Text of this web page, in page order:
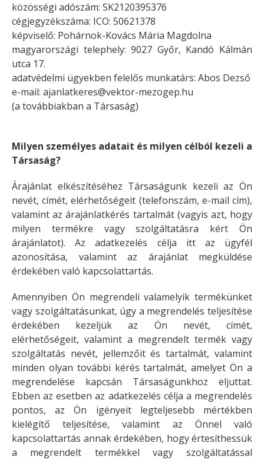
közösségi adószám: SK2120395376
cégjegyzékszáma: ICO: 50621378
képviselő: Pohárnok-Kovács Mária Magdolna
magyarországi telephely:9027 Győr, Kandó Kálmán
utca 17.
adatvédelmi ügyekben felelős munkatárs: Abos Dezső
e-mail: ajanlatkeres@vektor-mezogep.hu
(a továbbiakban a Társaság)
Milyen személyes adatait és milyen célból kezeli a
Társaság?
Árajánlat elkészítéséhez Társaságunk kezeli az Ön
nevét, címét, elérhetőségeit (telefonszám, e-mail cím),
valamint az árajánlatkérés tartalmát (vagyis azt, hogy
milyen termékre vagy szolgáltatásra kért Ön
árajánlatot). Az adatkezelés célja itt az ügyfél
azonosítása, valamint az árajánlat megküldése
érdekében való kapcsolattartás.
Amennyiben Ön megrendeli valamelyik termékünket
vagy szolgáltatásunkat, úgy a megrendelés teljesítése
érdekében kezeljük az Ön nevét, címét,
elérhetőségeit, valamint a megrendelt termék vagy
szolgáltatás nevét, jellemzőit és tartalmát, valamint
minden olyan további kérés tartalmát, amelyet Ön a
megrendelése kapcsán Társaságunkhoz eljuttat.
Ebben az esetben az adatkezelés célja a megrendelés
pontos, az Ön igényeit legteljesebb mértékben
kielégítő teljesítése, valamint az Önnel való
kapcsolattartás annak érdekében, hogy értesíthessük
a megrendelt termékkel vagy szolgáltatással